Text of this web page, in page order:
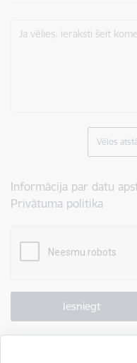
Ja vēlies, ieraksti šeit
Vēlos
Informācija par datu
Privātuma politika